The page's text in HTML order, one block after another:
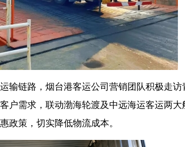
链路，烟台港客运公司营销团队积极走访
户需求，联动渤海轮渡及中远海运客运两大
政策，切实降低物流成本。